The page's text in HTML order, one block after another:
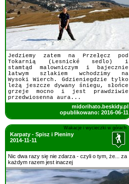
Jedziemy zatem na Przełęcz pod
Tokarnią (Lesnické sedlo) i
stamtąd malowniczym i bajecznie
łatwym szlakiem wchodzimy na
Wysoki Wierch. Gdzieniegdzie tylko
leżą jeszcze dywany śniegu, słońce
grzeje mocno i jest prawdziwie
przedwiosenna aura...
midorihato.beskidy.pl
opublikowano: 2016-06-11
Wakacje i wycieczki w górach
Karpaty - Spisz i Pieniny
2014-11-11
Nic dwa razy się nie zdarza - czyli o tym, że... za
każdym razem jest inaczej